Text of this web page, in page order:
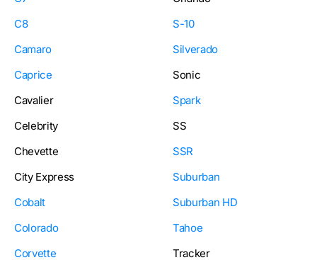
C8
Camaro
Caprice
Cavalier
Celebrity
Chevette
City Express
Cobalt
Colorado
Corvette
S-10
Silverado
Sonic
Spark
SS
SSR
Suburban
Suburban HD
Tahoe
Tracker